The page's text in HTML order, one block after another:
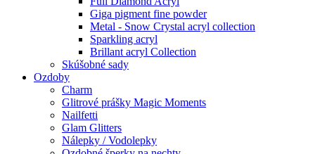
Giga pigment fine powder
Metal - Snow Crystal acryl collection
Sparkling acryl
Brillant acryl Collection
Skúšobné sady
Ozdoby
Charm
Glitrové prášky Magic Moments
Nailfetti
Glam Glitters
Nálepky / Vodolepky